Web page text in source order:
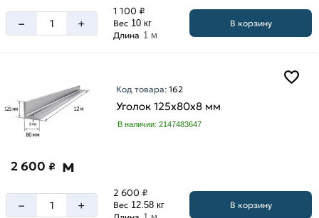
мм
20
мм
200
25
– +
1 100 ₽
Вес 10 кг
Длина 1 м
В корзину
Код товара:162
Уголок 125х80х8 мм
В наличии: 2147483647
2 600 ₽ м
– +
2 600 ₽
Вес 12.58 кг
В корзину